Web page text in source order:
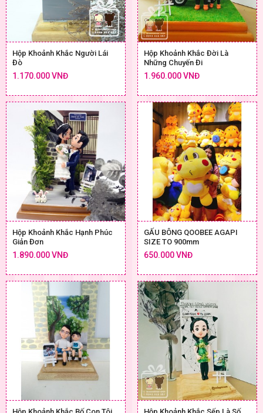
Hộp Khoảnh Khắc Người Lái
Đò
1.170.000 VNĐ
Hộp Khoảnh Khắc Đời Là
Những Chuyến Đi
1.960.000 VNĐ
Hộp Khoảnh Khắc Hạnh Phúc
Giản Đơn
1.890.000 VNĐ
GẤU BÔNG QOOBEE AGAPI
SIZE TO 900mm
650.000 VNĐ
Hộp Khoảnh Khắc Bố Con Tôi Hộp Khoảnh Khắc Sếp Là Số